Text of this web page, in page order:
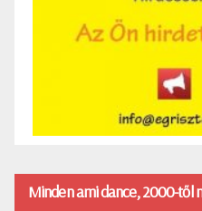
Minden ami dance, 2000-től